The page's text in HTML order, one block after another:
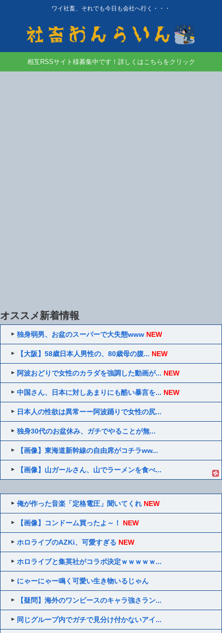
ワイ社畜、それでも今日も会社へ行く・・・
相互RSSサイト様募集中です！詳しくはこちらをクリック
オススメ新着情報
独身弱男、お盆のスーパーで大失態www NEW
【大阪】58歳日本人男性の、80歳母の腹... NEW
阿波おどりで女性のカラダを強調した動画が... NEW
中国さん、日本に対しあまりにも酷い暴言を... NEW
日本人の性欲は異常ーー阿波踊りで女性の尻...
独身30代のお盆休み、ガチでやることが無...
【画像】東海道新幹線の自由席がコチラww...
【画像】山ガールさん、山でラーメンを食べ...
俺が作った音楽「定格電圧」聞いてくれ NEW
【画像】コンドーム買ったよ～！ NEW
ホロライブのAZKi、可愛すぎる NEW
ホロライブと集英社がコラボ決定ｗｗｗｗｗ...
にゃーにゃー鳴く可愛い生き物いるじゃん
【疑問】海外のワンピースのキャラ強さラン...
同じグループ内でガチで見分け付かないアイ...